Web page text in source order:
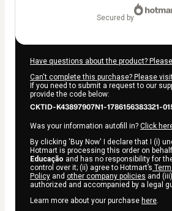
secured by
Have questions about the product?
Can't complete this purchase? Please
If you need to submit a request to our
provide the code below:
CKTID-K43897907N1-1786156383321-
Was your information autofill in? Click
By clicking 'Buy Now' I declare that I (i)
Hotmart is processing this order on
Educação and has no responsibility for
control over it; (ii) agree to Hotmart’s
Policy and other company policies and
authorized and accompanied by a legal
Learn more about your purchase here.